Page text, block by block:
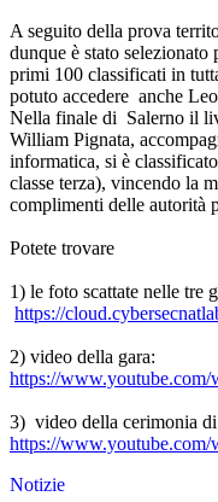
A seguito della prova
dunque è stato
primi 100 classificati in
potuto accedere anche
Nella finale di Salerno il
William Pignata,
informatica, si è
classe terza), vincendo la
complimenti delle autorità
Potete trovare
1) le foto scattate nelle tre
https://
2) video della gara:
https://www.youtube.com/
3) video della cerimonia
https://www.youtube.com/
Notizie